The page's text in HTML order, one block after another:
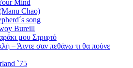
Mind
Chao)
song
Bureill
μου Στριφτό
– Άιντε σαν πεθάνω τι θα πούνε
`75